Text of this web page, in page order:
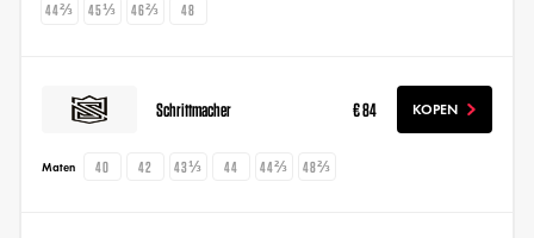
44⅔
45⅓ 46⅔ 48
Schrittmacher € 84 KOPEN
Maten 40 42 43⅓ 44 44⅔ 48⅔